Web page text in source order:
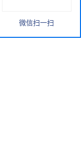
微信扫一扫